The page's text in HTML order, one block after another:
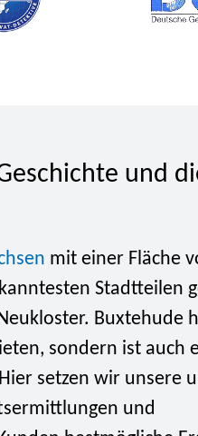
und
mit einer Fläche
Stadtteilen
Buxtehude
sondern ist auch
setzen wir unsere
und